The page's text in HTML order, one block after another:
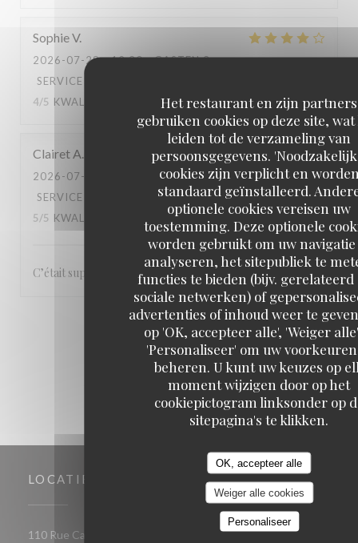
Het restaurant en zijn partners
gebruiken cookies op deze site,
leiden tot de verzameling van
persoonsgegevens.
cookies zijn verplicht en
standaard geïnstalleerd.
optionele cookies vereisen uw
toestemming. Deze optionele
worden gebruikt om uw
analyseren, het sitepubliek te
functies te bieden (bijv. gerelateerd
sociale netwerken) of
advertenties of inhoud weer te
op 'OK, accepteer alle', 'Weiger
'Personaliseer' om uw
beheren. U kunt uw keuzes op
moment wijzigen door op het
cookiepictogram linksonder op
sitepagina's te klikken.
OK, accepteer alle
Weiger alle cookies
Personaliseer
SophieV
2026-07-28- 12:30 - GASTEN 3
SERVICE
4/5 KWALITEIT / PRIJS : 4/5
Clairet A
2026-07-28
- 13:00 - GASTEN 3
SERVICE
ATMOSFEER: 5/5 KEUKEN:
5/5 KWALITEIT / PRIJS 5/5
C’était super, le service, le repas rien à redire ! Merci
1 2 3
LOCATIE
110 Rue Camille Desmoulins 92130 ISSY LES MOULINEAUX